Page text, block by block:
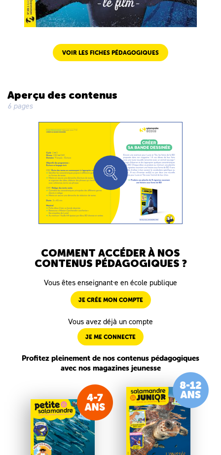
VOIR LES FICHES PÉDAGOGIQUES
Aperçu des contenus
6 pages
COMMENT ACCÉDER À NOS
CONTENUS PÉDAGOGIQUES ?
Vous êtes enseignant·e en école publique
JE CRÉE MON COMPTE
Vous avez déjà un compte
JE ME CONNECTE
Profitez pleinement de nos contenus pédagogiques
avec nos magazines jeunesse